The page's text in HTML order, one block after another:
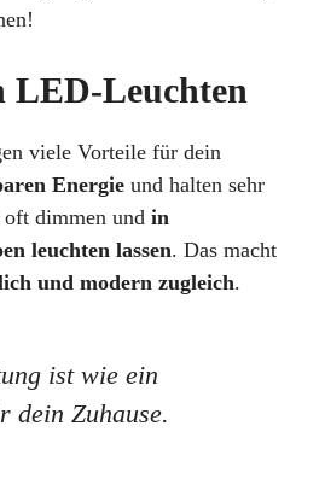
LED-Leuchten
viele Vorteile für dein
Energie und halten sehr
dimmen und in
leuchten lassen. Das macht
und modern zugleich.
ist wie ein
dein Zuhause.